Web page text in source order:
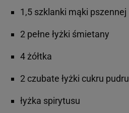
1,5 szklanki mąki pszennej
2 pełne łyżki śmietany
4 żółtka
2 czubate łyżki cukru pudru
łyżka spirytusu